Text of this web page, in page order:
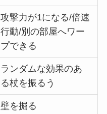
攻撃力が1になる/倍速
行動/別の部屋へワー
プできる
ランダムな効果のあ
る杖を振るう
壁を掘る